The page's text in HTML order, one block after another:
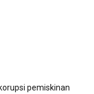
pemiskinan